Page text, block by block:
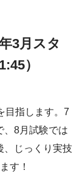
3月スタ
）
目指します。7
、8月試験では
、じっくり実技
す！